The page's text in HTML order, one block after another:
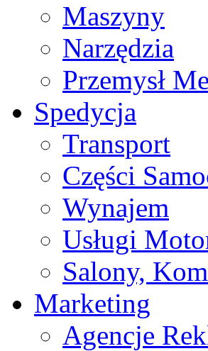
Maszyny
Narzędzia
Przemysł
Spedycja
Transport
Części
Wynajem
Usługi
Salony,
Marketing
Agencje